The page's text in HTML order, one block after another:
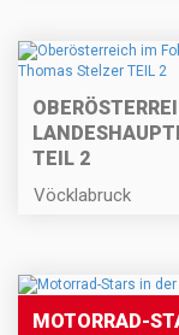
TEIL 2
Vöcklabruck
MOTORRAD-